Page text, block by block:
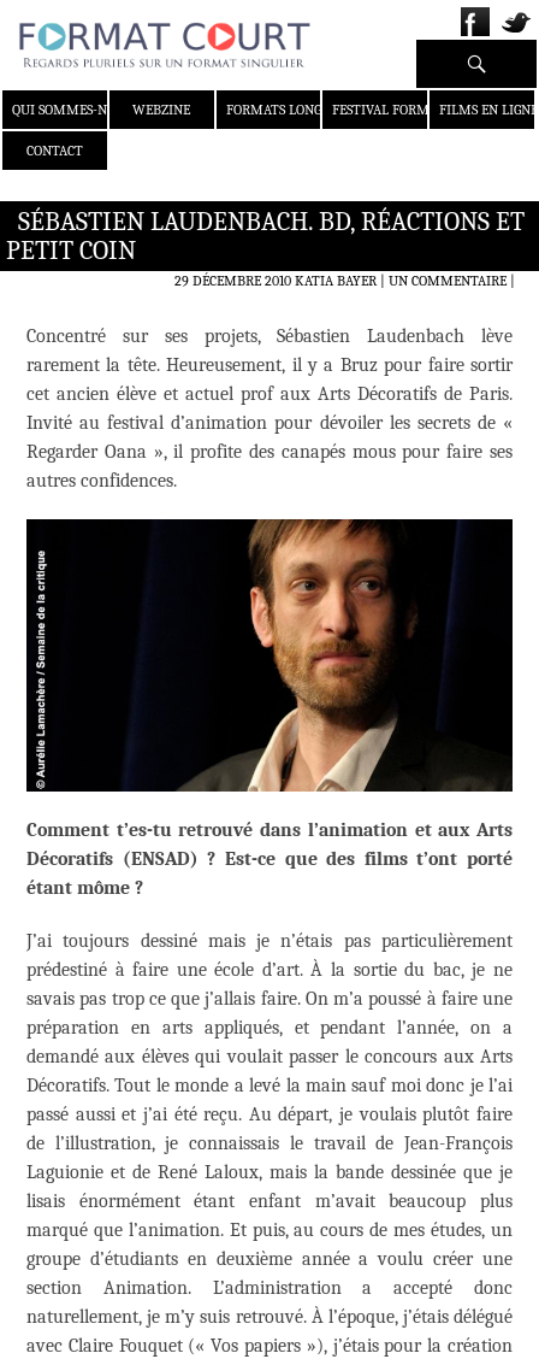
QUI SOMMES-NOUS ?WEBZINE FORMATS LONGS FESTIVAL FORMAT COURT
FILMS EN LIGNE
CONTACT
Recherche
SÉBASTIEN LAUDENBACH. BD, RÉACTIONS ET
PETIT COIN
29 DÉCEMBRE 2010 KATIA BAYER UN COMMENTAIRE|
Concentré sur ses projets, Sébastien Laudenbach lève
rarement la tête. Heureusement, il y a Bruz pour faire sortir
cet ancien élève et actuel prof aux Arts Décoratifs de Paris.
Invité au festival d’animation pour dévoiler les secrets de «
Regarder Oana », il profite des canapés mous pour faire ses
autres confidences.
Comment t’es-tu retrouvé dans l’animation et aux Arts
Décoratifs (ENSAD) ? Est-ce que des films t’ont porté
étant môme ?
J’ai toujours dessiné mais je n’étais pas particulièrement
prédestiné à faire une école d’art. À la sortie du bac, je ne
savais pas trop ce que j’allais faire. On m’a poussé à faire une
préparation en arts appliqués, et pendant l’année, on a
demandé aux élèves qui voulait passer le concours aux Arts
Décoratifs. Tout le monde a levé la main sauf moi donc je l’ai
passé aussi et j’ai été reçu. Au départ, je voulais plutôt faire
de l’illustration, je connaissais le travail de Jean-François
Laguionie et de René Laloux, mais la bande dessinée que je
lisais énormément étant enfant m’avait beaucoup plus
marqué que l’animation. Et puis, au cours de mes études, un
groupe d’étudiants en deuxième année a voulu créer une
section Animation. L’administration a accepté donc
naturellement, je m’y suis retrouvé. À l’époque, j’étais délégué
avec Claire Fouquet (« Vos papiers »), j’étais pour la création